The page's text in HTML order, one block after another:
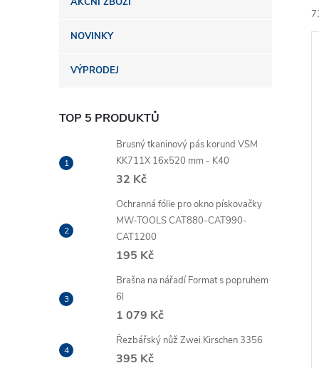
nNOVINKY
VÝPRODEJ
TOP 5 PRODUKTŮ
Brusný tkaninový pás korund VSM
KK711X 16x520 mm - K40
32 Kč
Ochranná fólie pro okno pískovačky
MW-TOOLS CAT880-CAT990-
CAT1200
195 Kč
Brašna na nářadí Format s popruhem
6l
1 079 Kč
Řezbářský nůž Zwei Kirschen 3356
395 Kč